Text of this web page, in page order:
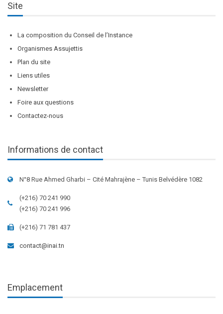
Site
La composition du Conseil de l’Instance
Organismes Assujettis
Plan du site
Liens utiles
Newsletter
Foire aux questions
Contactez-nous
Informations de contact
N°8 Rue Ahmed Gharbi – Cité Mahrajène – Tunis Belvédère 1082
(+216) 70 241 990
(+216) 70 241 996
(+216) 71 781 437
contact@inai.tn
Emplacement